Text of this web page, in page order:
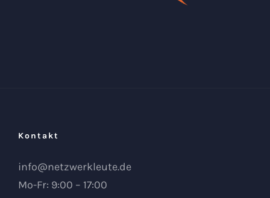
Kontakt
info@netzwerkleute.de
Mo-Fr: 9:00 – 17:00